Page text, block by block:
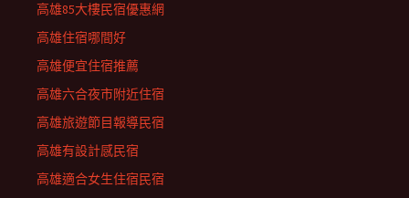
高雄85大樓民宿優惠網
高雄住宿哪間好
高雄便宜住宿推薦
高雄六合夜市附近住宿
高雄旅遊節目報導民宿
高雄有設計感民宿
高雄適合女生住宿民宿